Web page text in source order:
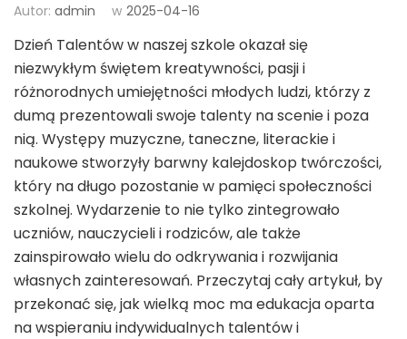
Autor: admin w 2025-04-16
Dzień Talentów w naszej szkole okazał się
niezwykłym świętem kreatywności, pasji i
różnorodnych umiejętności młodych ludzi, którzy z
dumą prezentowali swoje talenty na scenie i poza
nią. Występy muzyczne, taneczne, literackie i
naukowe stworzyły barwny kalejdoskop twórczości,
który na długo pozostanie w pamięci społeczności
szkolnej. Wydarzenie to nie tylko zintegrowało
uczniów, nauczycieli i rodziców, ale także
zainspirowało wielu do odkrywania i rozwijania
własnych zainteresowań. Przeczytaj cały artykuł, by
przekonać się, jak wielką moc ma edukacja oparta
na wspieraniu indywidualnych talentów i